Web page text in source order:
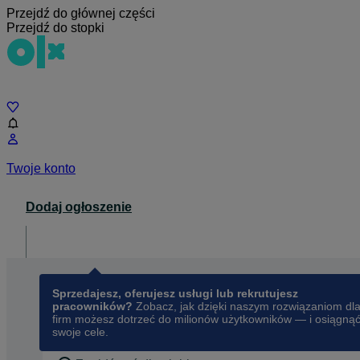
Przejdź do głównej części
Przejdź do stopki
Twoje konto
Dodaj ogłoszenie
Sprzedajesz, oferujesz usługi lub rekrutujesz
pracowników? Zobacz, jak dzięki naszym rozwiązaniom dla
firm możesz dotrzeć do milionów użytkowników — i osiągnąć
swoje cele.